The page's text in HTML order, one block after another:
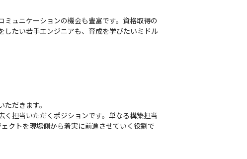
ュニケーションの機会も豊富です。資格取得の
たい若手エンジニアも、育成を学びたいミドル
だきます。
担当いただくポジションです。単なる構築担当
クトを現場側から着実に前進させていく役割で